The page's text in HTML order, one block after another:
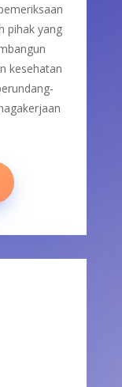
pihak yang
kesehatan